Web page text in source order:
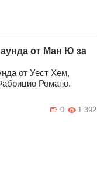
от Ман Ю за
от Уест Хем,
Романо.
1 392
0